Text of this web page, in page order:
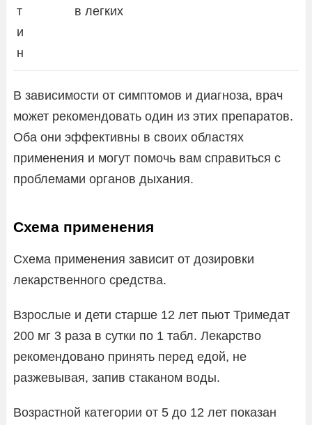
т
и
н
в легких
В зависимости от симптомов и диагноза, врач
может рекомендовать один из этих препаратов.
Оба они эффективны в своих областях
применения и могут помочь вам справиться с
проблемами органов дыхания.
Схема применения
Схема применения зависит от дозировки
лекарственного средства.
Взрослые и дети старше 12 лет пьют Тримедат
200 мг 3 раза в сутки по 1 табл. Лекарство
рекомендовано принять перед едой, не
разжевывая, запив стаканом воды.
Возрастной категории от 5 до 12 лет показан